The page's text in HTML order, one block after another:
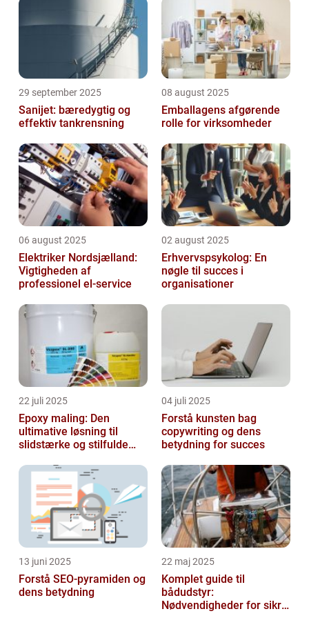
29 september 2025
Sanijet: bæredygtig og
effektiv tankrensning
08 august 2025
Emballagens afgørende
rolle for virksomheder
06 august 2025
Elektriker Nordsjælland:
Vigtigheden af
professionel el-service
02 august 2025
Erhvervspsykolog: En
nøgle til succes i
organisationer
22 juli 2025
Epoxy maling: Den
ultimative løsning til
slidstærke og stilfulde
04 juli 2025
Forstå kunsten bag
copywriting og dens
betydning for succes
13 juni 2025
Forstå SEO-pyramiden og
dens betydning
22 maj 2025
Komplet guide til
bådudstyr:
Nødvendigheder for sikre